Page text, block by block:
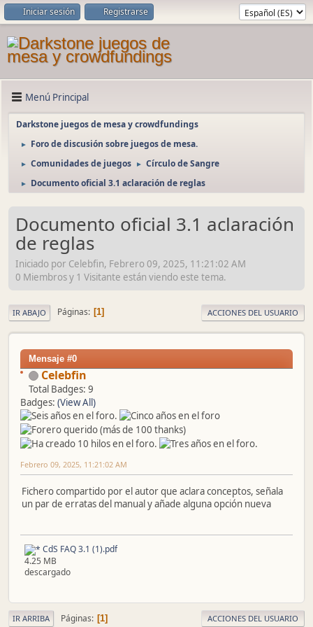
Iniciar sesión Registrarse
Menú Principal
Darkstone juegos de mesa y crowdfundings
► Foro de discusión sobre juegos de mesa.
► Comunidades de juegos ► Círculo de Sangre
► Documento oficial 3.1 aclaración de reglas
Documento oficial 3.1 aclaración
de reglas
Iniciado por Celebfin, Febrero 09, 2025, 11:21:02 AM
0 Miembros y 1 Visitante están viendo este tema.
IR ABAJO Páginas 1 ACCIONES DEL USUARIO
Mensaje #0
Celebfin
Total Badges: 9
Badges: (View All)
Febrero 09, 2025, 11:21:02 AM
Fichero compartido por el autor que aclara conceptos, señala
un par de erratas del manual y añade alguna opción nueva
CdS FAQ 3.1 (1).pdf
4.25 MB
descargado
IR ARRIBA Páginas 1 ACCIONES DEL USUARIO